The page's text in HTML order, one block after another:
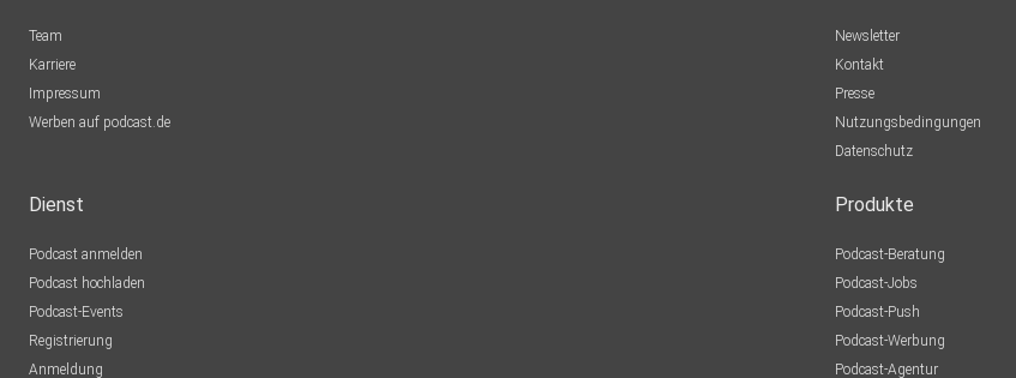
Team
Karriere
Impressum
Werben auf podcast.de
Newsletter
Kontakt
Presse
Nutzungsbedingungen
Datenschutz
Dienst
Podcast anmelden
Podcast hochladen
Podcast-Events
Registrierung
Anmeldung
Produkte
Podcast-Beratung
Podcast-Jobs
Podcast-Push
Podcast-Werbung
Podcast-Agentur